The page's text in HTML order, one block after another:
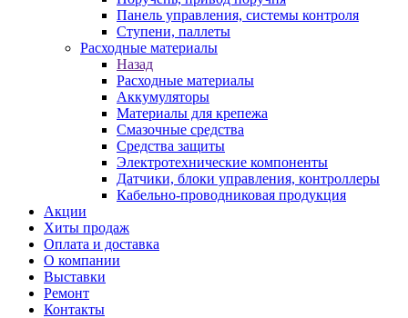
Панель управления, системы контроля
Ступени, паллеты
Расходные материалы
Назад
Расходные материалы
Аккумуляторы
Материалы для крепежа
Смазочные средства
Средства защиты
Электротехнические компоненты
Датчики, блоки управления, контроллеры
Кабельно-проводниковая продукция
Акции
Хиты продаж
Оплата и доставка
О компании
Выставки
Ремонт
Контакты